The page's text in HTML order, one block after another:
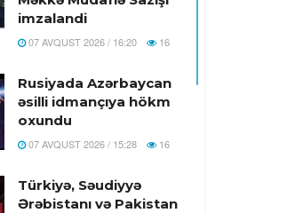
imzalandi
07 AVQUST 2026 / 16:20 16
Rusiyada Azərbaycan
əsilli idmançıya hökm
oxundu
07 AVQUST 2026 / 15:28 16
Türkiyə, Səudiyyə
Ərəbistanı və Pakistan